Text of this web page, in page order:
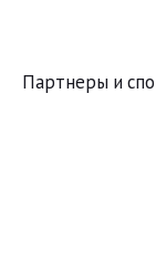
Партнеры и